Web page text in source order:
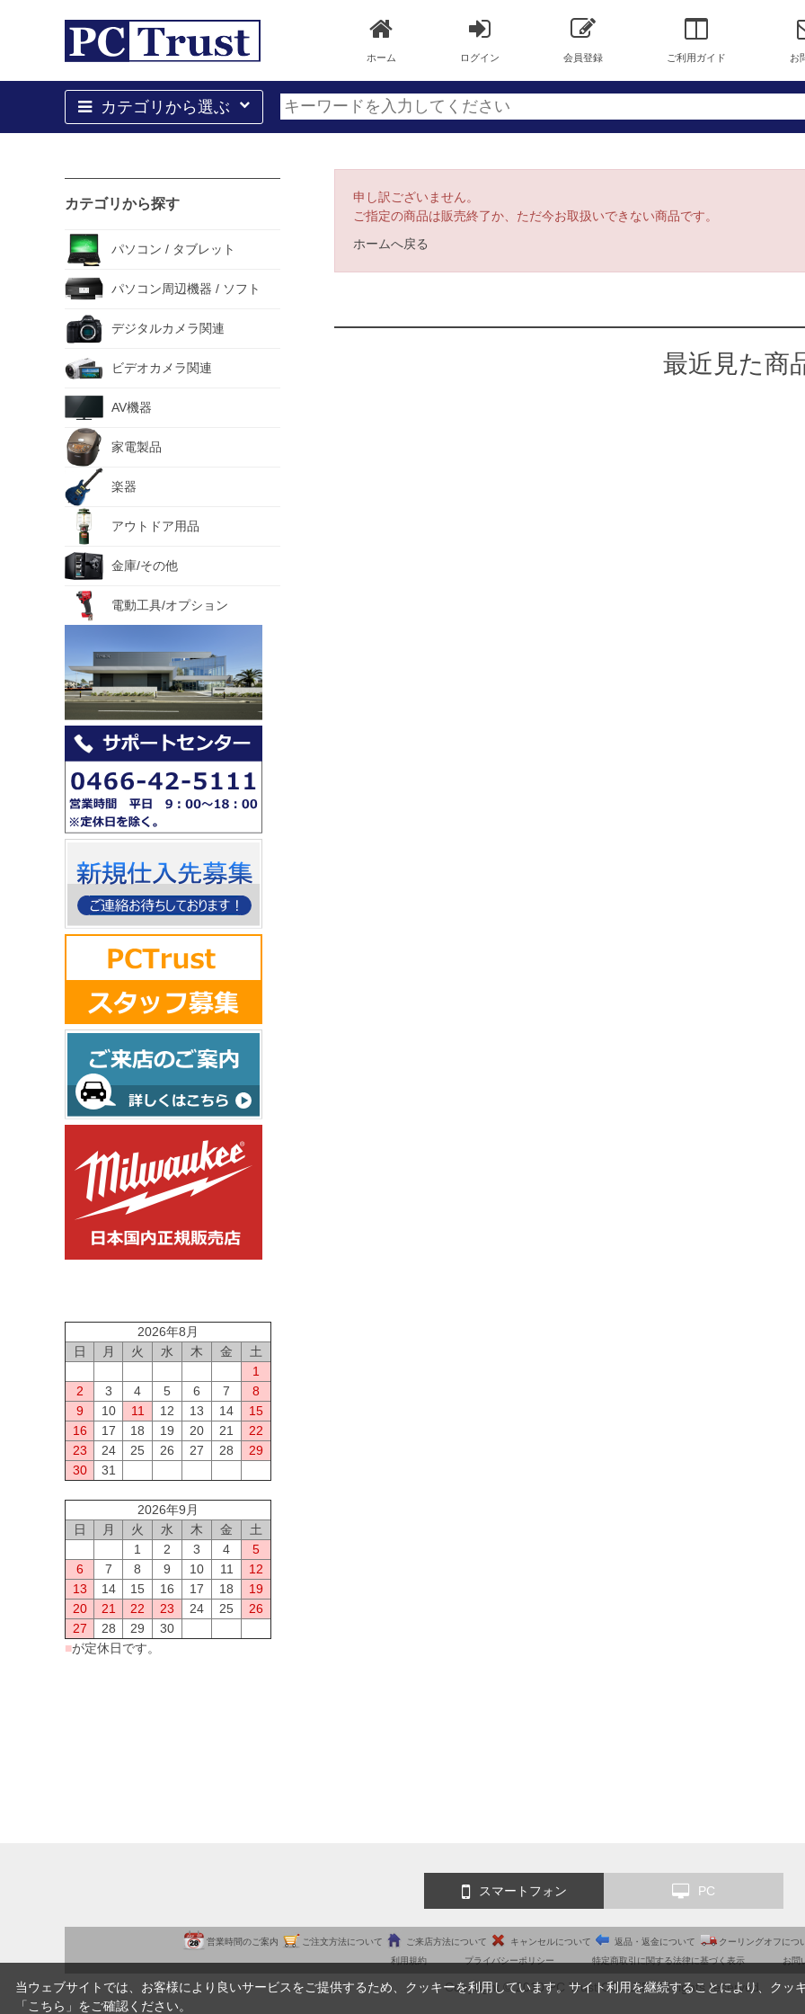
ホーム ログイン 会員登録 ご利用ガイド お
カテゴリから選ぶ
カテゴリから探す
パソコン / タブレット
パソコン周辺機器 / ソフト
デジタルカメラ関連
ビデオカメラ関連
AV機器
家電製品
楽器
アウトドア用品
金庫/その他
電動工具/オプション
2026年8月
日
月 火 水 木 金
土
1
2
3 4 5 6 7
8
9
10 11 12 13 14
15
16
17 18 19 20 21
22
23
24 25 26 27 28
29
30
31
2026年9月
日
月 火 水 木 金
土
1
2 3 4
5
6
7 8 9 10 11
12
13
14 15 16 17 18
19
20
21 22 23 24 25
26
27
28 29
30
■が定休日です。
申し訳ございません。
ご指定の商品は販売終了か、ただ今お取扱いできない商品です。
ホームへ戻る
最近見た商
スマートフォン PC
営業時間のご案内 ご注文方法について ご来店方法について キャンセルについて 返品・返金について クーリングオフにつ
利用規約
プライバシーポリシー 特定商取引に関する法律に基づく表示 お問
Copyright © 2010 PC Trust CO.,LTD. All rights reserved.
当ウェブサイトでは、お客様により良いサービスをご提供するため、クッキーを利用しています。サイト利用を継続することにより、クッ
「 こちら 」をご確認ください。